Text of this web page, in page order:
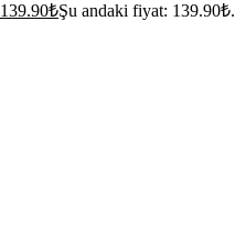
139.90₺Şu andaki fiyat: 139.90₺.